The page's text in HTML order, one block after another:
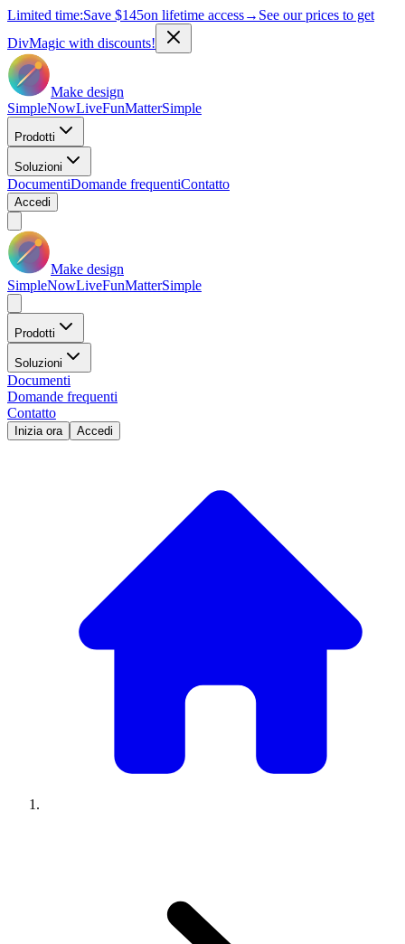
Limited time:Save $145on lifetime access→ See our prices to get
DivMagic with discounts!
Make design
SimpleNowLiveFunMatterSimple
Prodotti
Soluzioni
DocumentiDomande frequentiContatto
Accedi
Make design
SimpleNowLiveFunMatterSimple
Prodotti
Soluzioni
Documenti
Domande frequenti
Contatto
Inizia ora Accedi